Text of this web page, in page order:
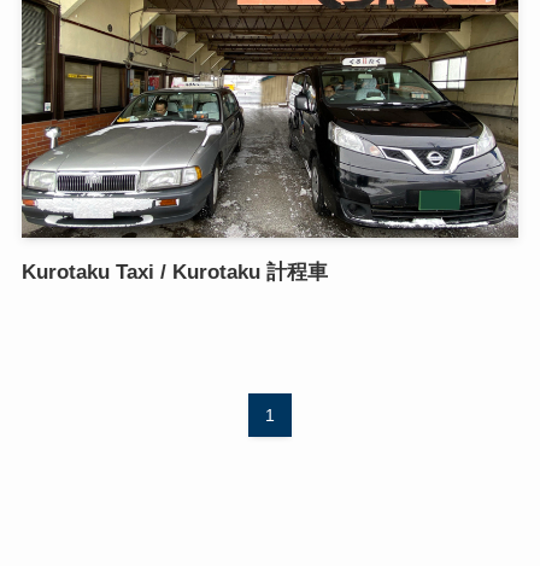
Kurotaku Taxi / Kurotaku 計程車
1